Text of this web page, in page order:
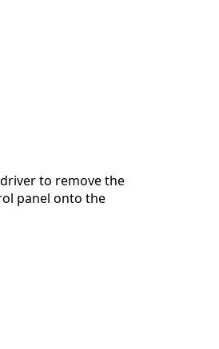
to remove the
panel onto the